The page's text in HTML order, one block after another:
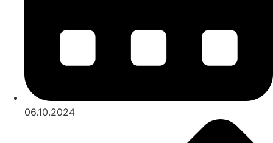
06.10.2024